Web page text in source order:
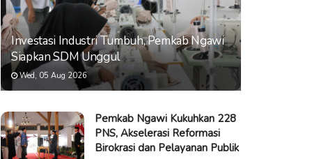
Investasi Industri Tumbuh, Pemkab Ngawi
Siapkan SDM Unggul
Wed, 05 Aug 2026
Pemkab Ngawi Kukuhkan 228
PNS, Akselerasi Reformasi
Birokrasi dan Pelayanan Publik